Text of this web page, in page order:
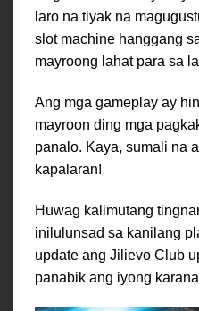
laro na tiyak na
slot machine hanggang
mayroong lahat para sa
Ang mga gameplay ay
mayroon ding mga
panalo. Kaya, sumali na
kapalaran!
Huwag kalimutang
inilulunsad sa kanilang
update ang Jilievo Club
panabik ang iyong